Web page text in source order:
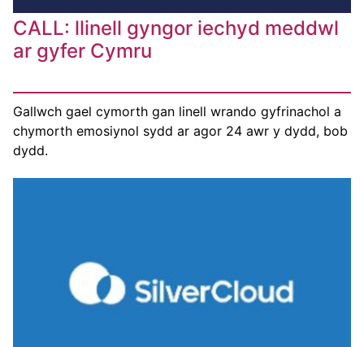
CALL: llinell gyngor iechyd meddwl
ar gyfer Cymru
Gallwch gael cymorth gan linell wrando gyfrinachol a
chymorth emosiynol sydd ar agor 24 awr y dydd, bob
dydd.